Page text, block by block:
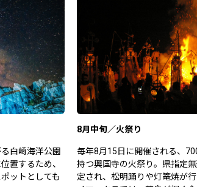
白崎海洋公園
置するため、
ットとしても
8月中旬／火祭り
毎年8月15日に開催される、
持つ興国寺の火祭り。県指定
定され、松明踊りや灯篭焼が